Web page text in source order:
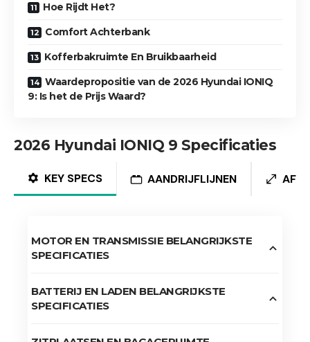
Hoe Rijdt Het?
Comfort Achterbank
Kofferbakruimte En Bruikbaarheid
Waardepropositie van de 2026 Hyundai IONIQ
9: Is het de Prijs Waard?
2026 Hyundai IONIQ 9 Specificaties
KEY SPECS AANDRIJFLIJNEN
MOTOR EN TRANSMISSIE BELANGRIJKSTE
SPECIFICATIES
BATTERIJ EN LADEN BELANGRIJKSTE
SPECIFICATIES